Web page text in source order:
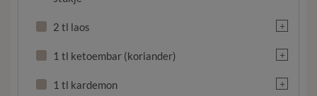
+
2 tl laos
+
1 tl ketoembar (koriander)
+
1 tl kardemon